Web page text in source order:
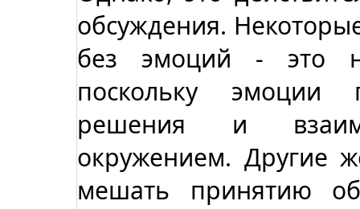
обсуждения.
без эмоций - это
поскольку эмоции
решения и
окружением. Другие
мешать принятию